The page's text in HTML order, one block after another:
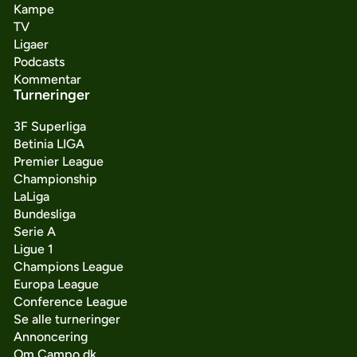
Kampe
TV
Ligaer
Podcasts
Kommentar
Turneringer
3F Superliga
Betinia LIGA
Premier League
Championship
LaLiga
Bundesliga
Serie A
Ligue 1
Champions League
Europa League
Conference League
Se alle turneringer
Annoncering